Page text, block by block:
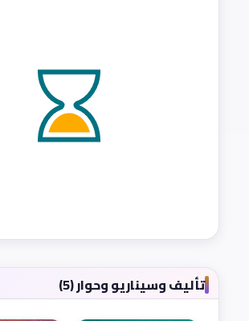
تأليف وسيناريو وحوار (5)